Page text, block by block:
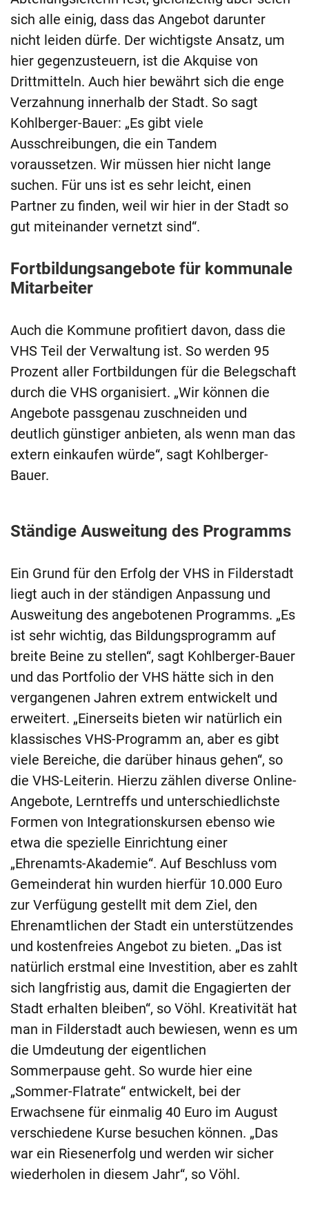
sich alle einig, dass das Angebot darunter
nicht leiden dürfe. Der wichtigste Ansatz, um
hier gegenzusteuern, ist die Akquise von
Drittmitteln. Auch hier bewährt sich die enge
Verzahnung innerhalb der Stadt. So sagt
Kohlberger-Bauer: „Es gibt viele
Ausschreibungen, die ein Tandem
voraussetzen. Wir müssen hier nicht lange
suchen. Für uns ist es sehr leicht, einen
Partner zu finden, weil wir hier in der Stadt so
gut miteinander vernetzt sind“.
Fortbildungsangebote für kommunale
Mitarbeiter
Auch die Kommune profitiert davon, dass die
VHS Teil der Verwaltung ist. So werden 95
Prozent aller Fortbildungen für die Belegschaft
durch die VHS organisiert. „Wir können die
Angebote passgenau zuschneiden und
deutlich günstiger anbieten, als wenn man das
extern einkaufen würde“, sagt Kohlberger-
Bauer.
Ständige Ausweitung des Programms
Ein Grund für den Erfolg der VHS in Filderstadt
liegt auch in der ständigen Anpassung und
Ausweitung des angebotenen Programms. „Es
ist sehr wichtig, das Bildungsprogramm auf
breite Beine zu stellen“, sagt Kohlberger-Bauer
und das Portfolio der VHS hätte sich in den
vergangenen Jahren extrem entwickelt und
erweitert. „Einerseits bieten wir natürlich ein
klassisches VHS-Programm an, aber es gibt
viele Bereiche, die darüber hinaus gehen“, so
die VHS-Leiterin. Hierzu zählen diverse Online-
Angebote, Lerntreffs und unterschiedlichste
Formen von Integrationskursen ebenso wie
etwa die spezielle Einrichtung einer
„Ehrenamts-Akademie“. Auf Beschluss vom
Gemeinderat hin wurden hierfür 10.000 Euro
zur Verfügung gestellt mit dem Ziel, den
Ehrenamtlichen der Stadt ein unterstützendes
und kostenfreies Angebot zu bieten. „Das ist
natürlich erstmal eine Investition, aber es zahlt
sich langfristig aus, damit die Engagierten der
Stadt erhalten bleiben“, so Vöhl. Kreativität hat
man in Filderstadt auch bewiesen, wenn es um
die Umdeutung der eigentlichen
Sommerpause geht. So wurde hier eine
„Sommer-Flatrate“ entwickelt, bei der
Erwachsene für einmalig 40 Euro im August
verschiedene Kurse besuchen können. „Das
war ein Riesenerfolg und werden wir sicher
wiederholen in diesem Jahr“, so Vöhl.